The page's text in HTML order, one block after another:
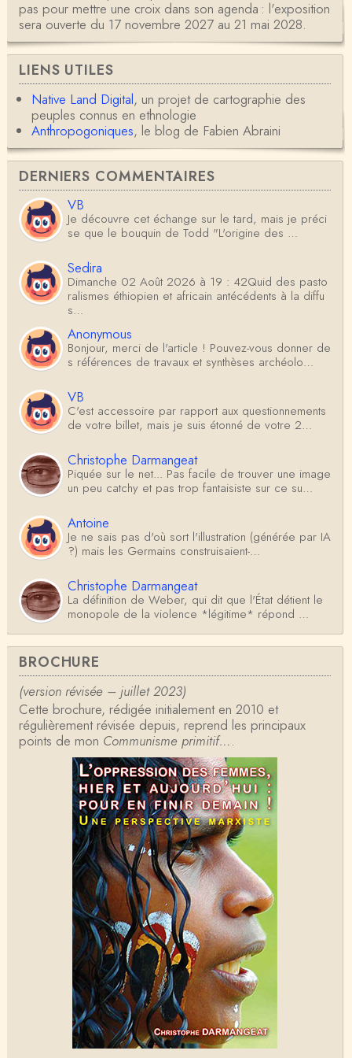
pas pour mettre une croix dans son agenda : l'exposition
sera ouverte du 17 novembre 2027 au 21 mai 2028.
LIENS UTILES
Native Land Digital, un projet de cartographie des
peuples connus en ethnologie
Anthropogoniques, le blog de Fabien Abraini
DERNIERS COMMENTAIRES
VB
Je découvre cet échange sur le tard, mais je préci
se que le bouquin de Todd "L'origine des …
Sedira
Dimanche 02 Août 2026 à 19 : 42Quid des pasto
ralismes éthiopien et africain antécédents à la diffu
s…
Anonymous
Bonjour, merci de l'article ! Pouvez-vous donner de
s références de travaux et synthèses archéolo…
VB
C'est accessoire par rapport aux questionnements
de votre billet, mais je suis étonné de votre 2…
Christophe Darmangeat
Piquée sur le net... Pas facile de trouver une image
un peu catchy et pas trop fantaisiste sur ce su…
Antoine
Je ne sais pas d'où sort l'illustration (générée par IA
?) mais les Germains construisaient-…
Christophe Darmangeat
La définition de Weber, qui dit que l'État détient le
monopole de la violence *légitime* répond …
Anonymous
Formidable et complexe sujet ; l'ancien professeur
d'histoire que je suis, Alsacien de surcr…
Tangui Przybylowski
Concernant Fustel de Coulanges, j'ai le souvenir
d'avoir lu, il y a près de 10 ans, un autre…
Jean-Paul Demoule
L'Etat ayant donc le monopole de la violence légiti
me, comment interpréter la situation états-un…
Christophe Darmangeat
Je ne sais pas quelle est la couleur de ma ceintur
e, mais je suis bien d'accord avec vous sur le…
Christophe Darmangeat
C'est en effet un bon livre, tout à fait recommandab
le.
ChristianP
J'ai vu aujourd'hui que l'historienne Michelle Zancari
ni-Fournel a elle aussi écrit un e…
Nadine
Ce qui m’a déprimé quant à moi c’est de voir des
BROCHURE
(version révisée – juillet 2023)
Cette brochure, rédigée initialement en 2010 et
régulièrement révisée depuis, reprend les principaux
points de mon Communisme primitif….